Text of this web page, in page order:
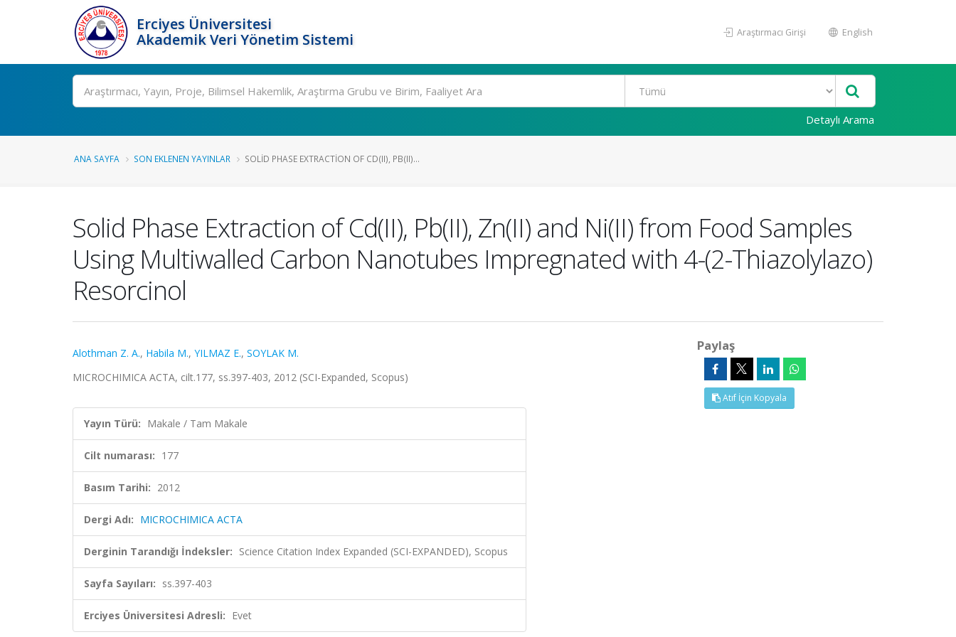
Erciyes Üniversitesi
Akademik Veri Yönetim Sistemi
Araştırmacı Girişi English
Ara
Detaylı Arama
ANA SAYFA SON EKLENEN YAYINLAR SOLID PHASE EXTRACTION OF CD(II), PB(II)...
Solid Phase Extraction of Cd(II), Pb(II), Zn(II) and Ni(II) from Food Samples
Using Multiwalled Carbon Nanotubes Impregnated with 4-(2-Thiazolylazo)
Resorcinol
Alothman Z. A., Habila M., YILMAZ E., SOYLAK M.
MICROCHIMICA ACTA, cilt.177, ss.397-403, 2012 (SCI-Expanded, Scopus)
Yayın Türü: Makale / Tam Makale
Cilt numarası: 177
Basım Tarihi: 2012
Dergi Adı: MICROCHIMICA ACTA
Derginin Tarandığı İndeksler: Science Citation Index Expanded (SCI-EXPANDED), Scopus
Sayfa Sayıları: ss.397-403
Erciyes Üniversitesi Adresli: Evet
Paylaş
Atıf İçin Kopyala